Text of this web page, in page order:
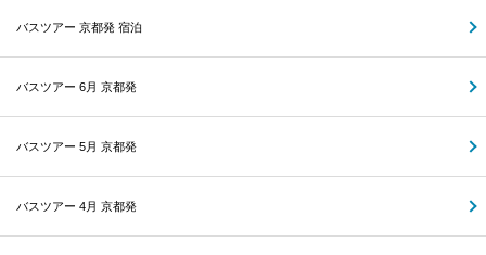
バスツアー 京都発 宿泊
バスツアー 6月 京都発
バスツアー 5月 京都発
バスツアー 4月 京都発